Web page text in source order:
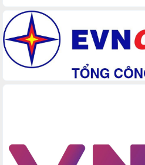
kiểm tra, chỉ đạo hoàn thành các dự
án cao tốc và thăm khu tái định cư tại
Đắk Lắk
Sôi nổi Hội đua ngựa truyền thống Gò
Thì Thùng mừng Xuân Bính Ngọ 2026
Lãnh đạo tỉnh dâng hương tưởng niệm
quốc phòng, quân sự địa phương năm
2026